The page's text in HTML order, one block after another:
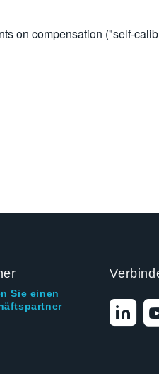
on compensation ("self-
Sie einen